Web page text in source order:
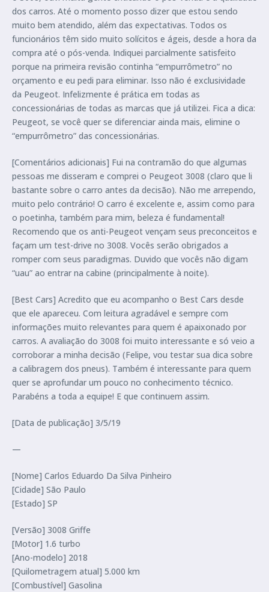
dos carros. Até o momento posso dizer que estou sendo
muito bem atendido, além das expectativas. Todos os
funcionários têm sido muito solícitos e ágeis, desde a hora da
compra até o pós-venda. Indiquei parcialmente satisfeito
porque na primeira revisão continha “empurrômetro” no
orçamento e eu pedi para eliminar. Isso não é exclusividade
da Peugeot. Infelizmente é prática em todas as
concessionárias de todas as marcas que já utilizei. Fica a dica:
Peugeot, se você quer se diferenciar ainda mais, elimine o
“empurrômetro” das concessionárias.
[Comentários adicionais] Fui na contramão do que algumas
pessoas me disseram e comprei o Peugeot 3008 (claro que li
bastante sobre o carro antes da decisão). Não me arrependo,
muito pelo contrário! O carro é excelente e, assim como para
o poetinha, também para mim, beleza é fundamental!
Recomendo que os anti-Peugeot vençam seus preconceitos e
façam um test-drive no 3008. Vocês serão obrigados a
romper com seus paradigmas. Duvido que vocês não digam
“uau” ao entrar na cabine (principalmente à noite).
[Best Cars] Acredito que eu acompanho o Best Cars desde
que ele apareceu. Com leitura agradável e sempre com
informações muito relevantes para quem é apaixonado por
carros. A avaliação do 3008 foi muito interessante e só veio a
corroborar a minha decisão (Felipe, vou testar sua dica sobre
a calibragem dos pneus). Também é interessante para quem
quer se aprofundar um pouco no conhecimento técnico.
Parabéns a toda a equipe! E que continuem assim.
[Data de publicação] 3/5/19
—
[Nome] Carlos Eduardo Da Silva Pinheiro
[Cidade] São Paulo
[Estado] SP
[Versão] 3008 Griffe
[Motor] 1.6 turbo
[Ano-modelo] 2018
[Quilometragem atual] 5.000 km
[Combustível] Gasolina